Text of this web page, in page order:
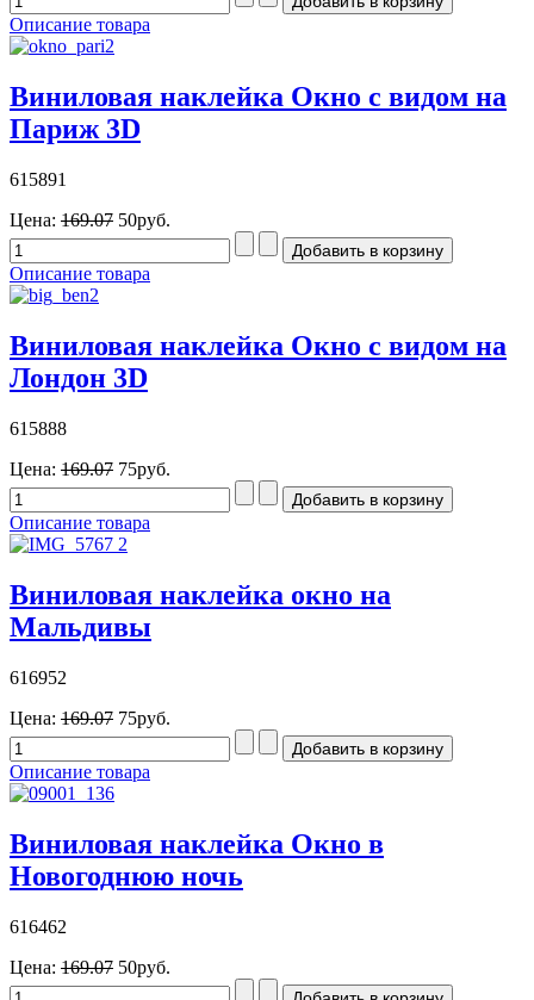
Описание товара
Виниловая наклейка Окно с видом на
Париж 3D
615891
Цена: 169.07 50руб.
Описание товара
Виниловая наклейка Окно с видом на
Лондон 3D
615888
Цена: 169.07 75руб.
Описание товара
Виниловая наклейка окно на
Мальдивы
616952
Цена: 169.07 75руб.
Описание товара
Виниловая наклейка Окно в
Новогоднюю ночь
616462
Цена: 169.07 50руб.